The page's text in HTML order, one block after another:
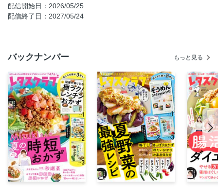
横澤夏子のウチのごはんこれで勘弁して！
脚が太いのは小指が寝ているせいだった!? 寝指ほぐしでス
月で身につくやせ習慣
家事のプロがみんなのお悩みを解決 梅雨どきのカビ・ニオ
イ取り大作戦
栄養バランスもボリュームも◎！ 卵のおかずBOOK
富士山マガジンサービス限定 ３号連続半額キャンペーン
中！
今夜はなんの魚かな？ たかぎなおこ
旬をめでる、ふたりの台所。 峯 鳥子
うちの猫がまた変なことしてる。 卵山玉子
柴犬ぽんちゃん、今日もわが道を行く 犬山スケッチ
配信開始日：2026/05/25
配信終了日：2027/05/24
バックナンバー もっと見る